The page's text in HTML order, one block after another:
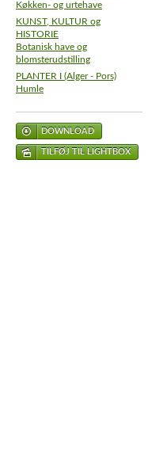
Køkken- og urtehave
KUNST, KULTUR og
HISTORIE
Botanisk have og
blomsterudstilling
PLANTER I (Alger - Pors)
Humle
DOWNLOAD
TILFØJ TIL LIGHTBOX